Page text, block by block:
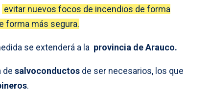
evitar nuevos focos de incendios de forma
forma más segura.
se extenderá a la provincia de Arauco.
de salvoconductos de ser necesarios, los que
.